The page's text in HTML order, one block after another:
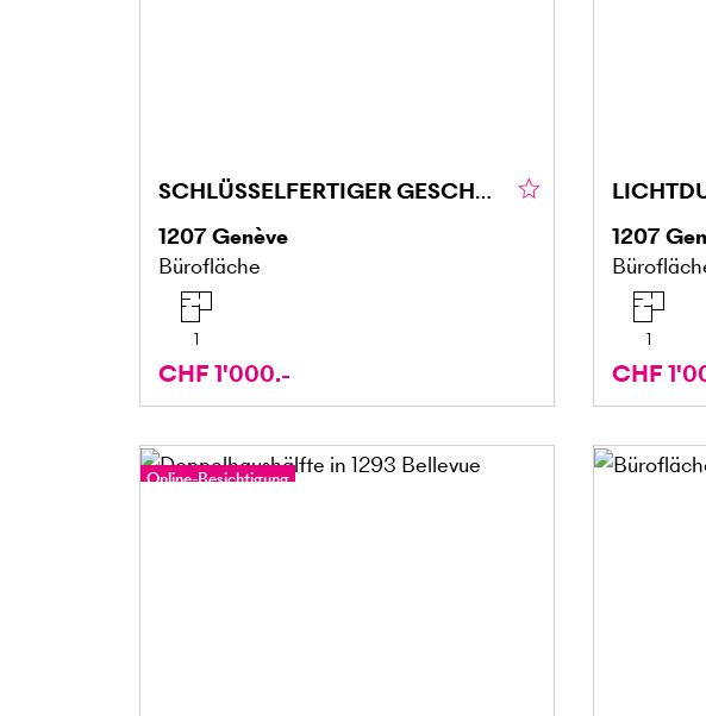
SCHLÜSSELFERTIGER GESCHÄFTSRAUM (2)
1207Genève
Bürofläche
1
CHF 1'000.-
1207
1
CHF
Online-Besichtigung